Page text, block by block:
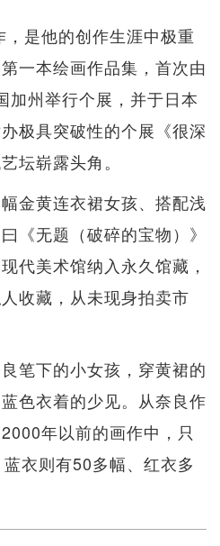
是他的创作生涯中极重
一本绘画作品集，首次由
加州举行个展，并于日本
极具突破性的个展《很深
坛崭露头角。
金黄连衣裙女孩、搭配浅
《无题（破碎的宝物）》
代美术馆纳入永久馆藏，
收藏，从未现身拍卖市
笔下的小女孩，穿黄裙的
色衣着的少见。从奈良作
年以前的画作中，只
衣则有50多幅、红衣多